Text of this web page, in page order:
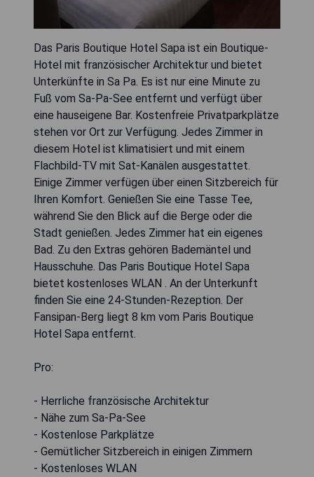
Das Paris Boutique Hotel Sapa ist ein Boutique-
Hotel mit französischer Architektur und bietet
Unterkünfte in Sa Pa. Es ist nur eine Minute zu
Fuß vom Sa-Pa-See entfernt und verfügt über
eine hauseigene Bar. Kostenfreie Privatparkplätze
stehen vor Ort zur Verfügung. Jedes Zimmer in
diesem Hotel ist klimatisiert und mit einem
Flachbild-TV mit Sat-Kanälen ausgestattet.
Einige Zimmer verfügen über einen Sitzbereich für
Ihren Komfort. Genießen Sie eine Tasse Tee,
während Sie den Blick auf die Berge oder die
Stadt genießen. Jedes Zimmer hat ein eigenes
Bad. Zu den Extras gehören Bademäntel und
Hausschuhe. Das Paris Boutique Hotel Sapa
bietet kostenloses WLAN . An der Unterkunft
finden Sie eine 24-Stunden-Rezeption. Der
Fansipan-Berg liegt 8 km vom Paris Boutique
Hotel Sapa entfernt.
Pro:
- Herrliche französische Architektur
- Nähe zum Sa-Pa-See
- Kostenlose Parkplätze
- Gemütlicher Sitzbereich in einigen Zimmern
- Kostenloses WLAN